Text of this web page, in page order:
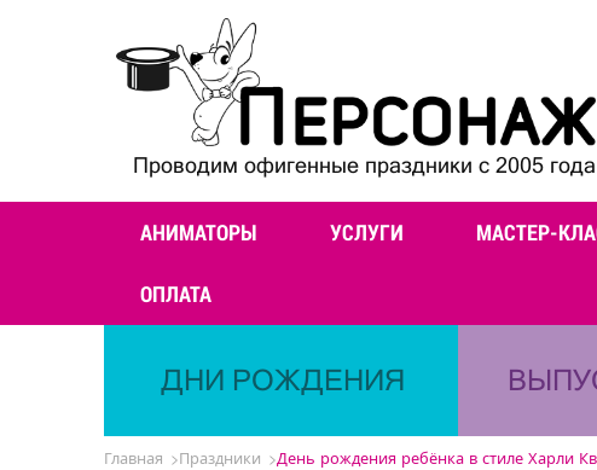
Проводим офигенные праздники с 2005 года
АНИМАТОРЫ УСЛУГИ МАСТЕР-
ОПЛАТА
ДНИ РОЖДЕНИЯ
Главная Праздники День рождения ребёнка в стиле Харли